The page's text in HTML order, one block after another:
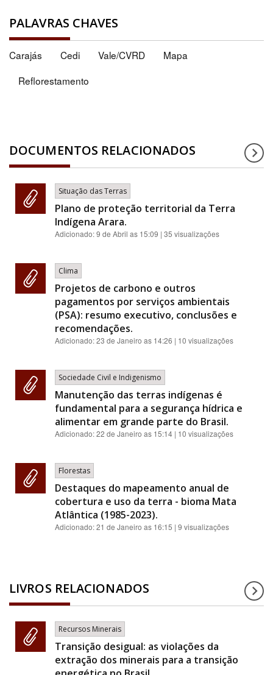
PALAVRAS CHAVES
Carajás Cedi Vale/CVRD
Mapa
Reflorestamento
DOCUMENTOS RELACIONADOS
Situação das Terras
Plano de proteção territorial da Terra
Indígena Arara.
Adicionado:9 de Abril as 15:09 | 35 visualizações
Clima
Projetos de carbono e outros
pagamentos por serviços ambientais
(PSA): resumo executivo, conclusões e
recomendações.
Adicionado:23 de Janeiro as 14:26 | 10 visualizações
Sociedade Civil e Indigenismo
Manutenção das terras indígenas é
fundamental para a segurança hídrica e
alimentar em grande parte do Brasil.
Adicionado:22 de Janeiro as 15:14 | 10 visualizações
Florestas
Destaques do mapeamento anual de
cobertura e uso da terra - bioma Mata
Atlântica (1985-2023).
Adicionado:21 de Janeiro as 16:15 | 9 visualizações
LIVROS RELACIONADOS
Recursos Minerais
Transição desigual: as violações da
extração dos minerais para a transição